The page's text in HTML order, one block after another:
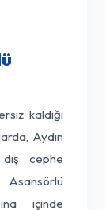
kaldığı
Aydın
cephe
içinde